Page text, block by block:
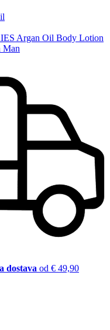
Argan Oil Body Lotion
Man
dostava od € 49,90